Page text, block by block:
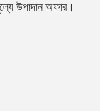
উপাদান অফার।